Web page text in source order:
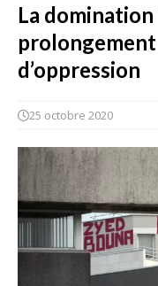
La
d’oppression
25 octobre 2020